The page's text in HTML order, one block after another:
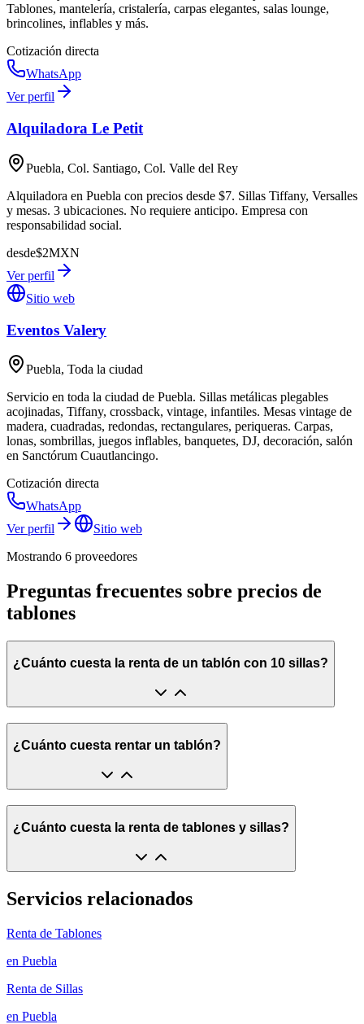
Tablones, mantelería, cristalería, carpas elegantes, salas lounge,
brincolines, inflables y más.
Cotización directa
WhatsApp
Ver perfil
Alquiladora Le Petit
Puebla, Col. Santiago, Col. Valle del Rey
Alquiladora en Puebla con precios desde $7. Sillas Tiffany, Versalles
y mesas. 3 ubicaciones. No requiere anticipo. Empresa con
responsabilidad social.
desde$2MXN
Ver perfil
Sitio web
Eventos Valery
Puebla, Toda la ciudad
Servicio en toda la ciudad de Puebla. Sillas metálicas plegables
acojinadas, Tiffany, crossback, vintage, infantiles. Mesas vintage de
madera, cuadradas, redondas, rectangulares, periqueras. Carpas,
lonas, sombrillas, juegos inflables, banquetes, DJ, decoración, salón
en Sanctórum Cuautlancingo.
Cotización directa
WhatsApp
Ver perfil
Sitio web
Mostrando 6 proveedores
Preguntas frecuentes sobre precios de
tablones
¿Cuánto cuesta la renta de un tablón con 10 sillas?
¿Cuánto cuesta rentar un tablón?
¿Cuánto cuesta la renta de tablones y sillas?
Servicios relacionados
Renta de Tablones
en Puebla
Renta de Sillas
en Puebla